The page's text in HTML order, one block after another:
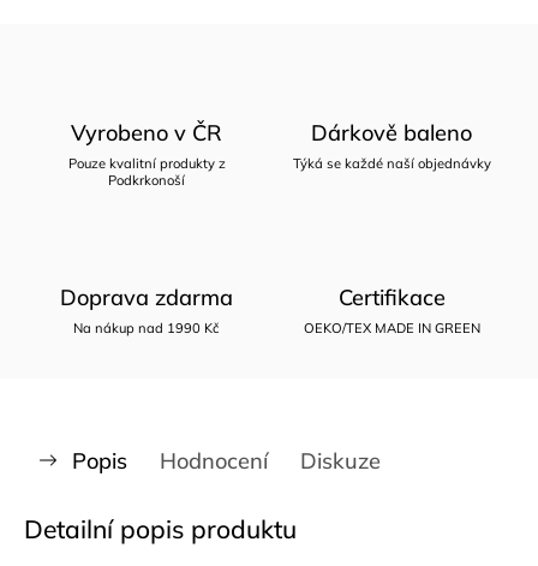
Vyrobeno v ČR
Pouze kvalitní produkty z
Podkrkonoší
Dárkově baleno
Týká se každé naší objednávky
Doprava zdarma
Na nákup nad 1990 Kč
Certifikace
OEKO/TEX MADE IN GREEN
Popis Hodnocení Diskuze
Detailní popis produktu